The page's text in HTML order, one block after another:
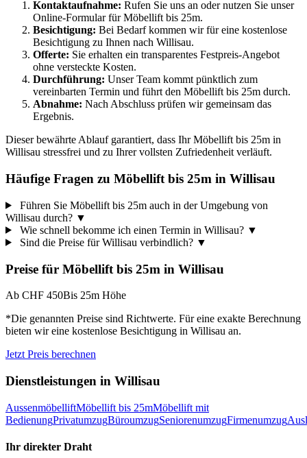
Kontaktaufnahme: Rufen Sie uns an oder nutzen Sie unser
Online-Formular für Möbellift bis 25m.
Besichtigung: Bei Bedarf kommen wir für eine kostenlose
Besichtigung zu Ihnen nach Willisau.
Offerte: Sie erhalten ein transparentes Festpreis-Angebot
ohne versteckte Kosten.
Durchführung: Unser Team kommt pünktlich zum
vereinbarten Termin und führt den Möbellift bis 25m durch.
Abnahme: Nach Abschluss prüfen wir gemeinsam das
Ergebnis.
Dieser bewährte Ablauf garantiert, dass Ihr Möbellift bis 25m in
Willisau stressfrei und zu Ihrer vollsten Zufriedenheit verläuft.
Häufige Fragen zu Möbellift bis 25m in Willisau
Führen Sie Möbellift bis 25m auch in der Umgebung von
Willisau durch? ▼
Wie schnell bekomme ich einen Termin in Willisau? ▼
Sind die Preise für Willisau verbindlich? ▼
Preise für Möbellift bis 25m in Willisau
Ab CHF 450Bis 25m Höhe
*Die genannten Preise sind Richtwerte. Für eine exakte Berechnung
bieten wir eine kostenlose Besichtigung in Willisau an.
Jetzt Preis berechnen
Dienstleistungen in Willisau
AussenmöbelliftMöbellift bis 25mMöbellift mit
BedienungPrivatumzugBüroumzugSeniorenumzugFirmenumzug
Ihr direkter Draht